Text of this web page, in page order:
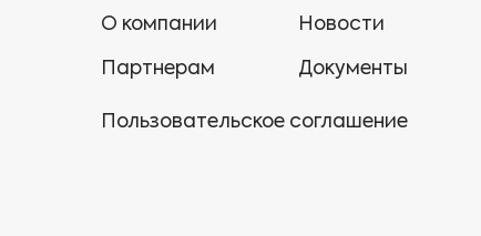
О компании
Партнерам
Новости
Документы
Пользовательское соглашение